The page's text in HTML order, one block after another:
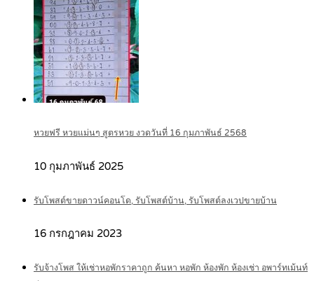
หวยฟรี หวยแม่นๆ สูตรหวย งวดวันที่ 16 กุมภาพันธ์ 2568
10 กุมภาพันธ์ 2025
รับโพสต์ขายดาวน์คอนโด, รับโพสต์บ้าน, รับโพสต์ลงเวปขายบ้าน
16 กรกฎาคม 2023
รับจ้างโพส ให้เช่าหอพักราคาถูก ค้นหา หอพัก ห้องพัก ห้องเช่า อพาร์ทเม้นท์